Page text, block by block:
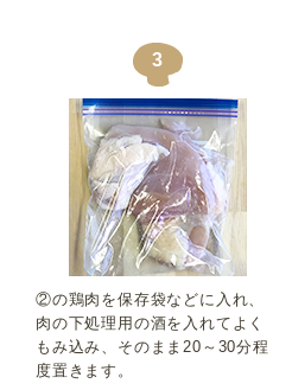
3
②の鶏肉を保存袋などに入れ、
肉の下処理用の酒を入れてよく
もみ込み、そのまま20～30分程
度置きます。